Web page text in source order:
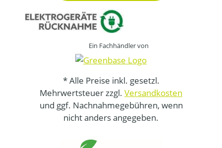
Ein Fachhändler von
* Alle Preise inkl. gesetzl.
Mehrwertsteuer zzgl. Versandkosten
und ggf. Nachnahmegebühren, wenn
nicht anders angegeben.